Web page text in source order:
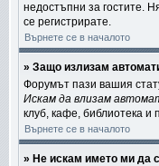
недостъпни за гостите.
се регистрирате.
Върнете се в началото
» Защо излизам
Форумът пази вашия
Искам да влизам
клуб, кафе, библиотека и
Върнете се в началото
» Не искам името ми да